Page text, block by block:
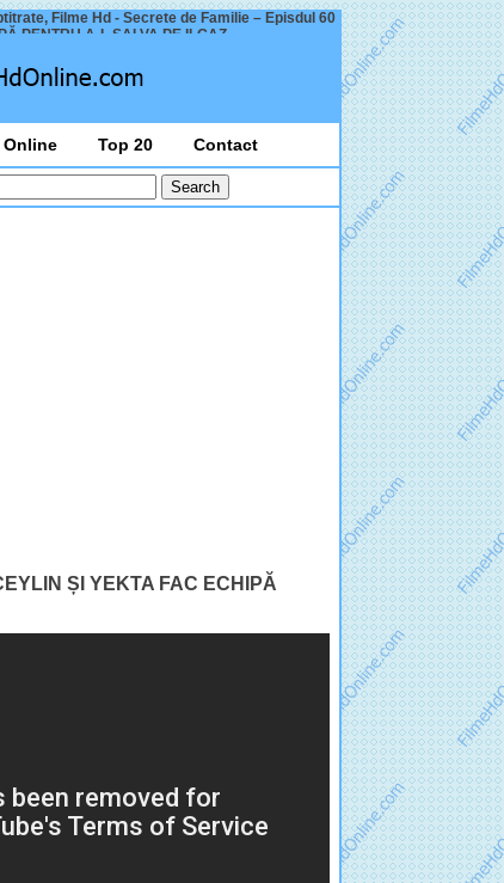
Filme Hd - Secrete de Familie – Episdul 60
PENTRU A-L SALVA PE ILGAZ
Online Top 20 Contact
ȘI YEKTA FAC ECHIPĂ